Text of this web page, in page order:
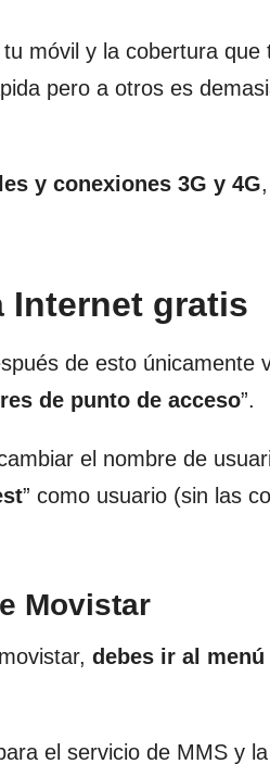
móvil y la cobertura
pero a otros es
y conexiones 3G y 4G
Internet gratis
de esto únicamente
de punto de acceso”.
el nombre de
” como usuario (sin las
Movistar
debes ir al
el servicio de MMS y